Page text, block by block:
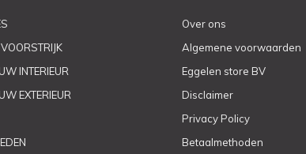
INTERIEUR
EXTERIEUR
Over ons
Algemene voorwaarden
Eggelen store BV
Disclaimer
Privacy Policy
Betaalmethoden